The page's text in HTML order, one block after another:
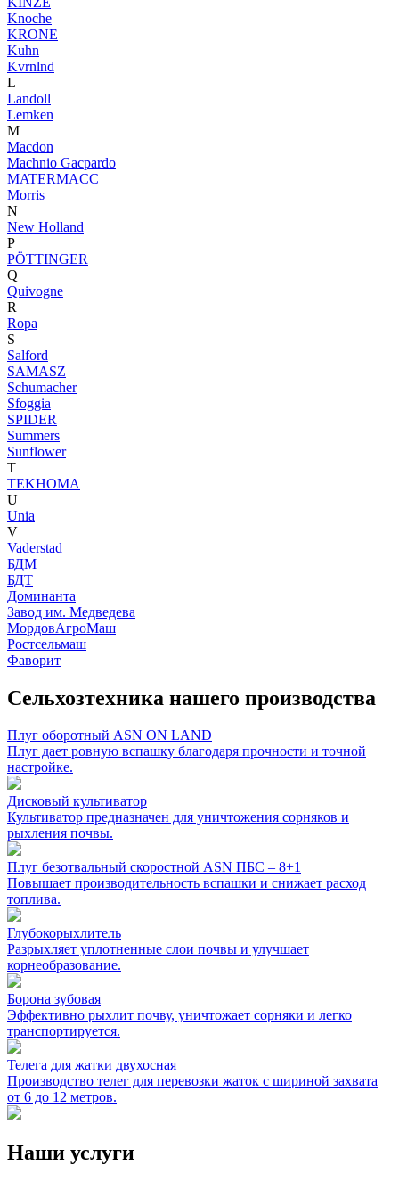
Knoche
KRONE
Kuhn
Kvrnlnd
L
Landoll
Lemken
M
Macdon
Machnio Gacpardo
MATERMACC
Morris
N
New Holland
P
PÖTTINGER
Q
Quivogne
R
Ropa
S
Salford
SAMASZ
Schumacher
Sfoggia
SPIDER
Summers
Sunflower
T
TEKHOMA
U
Unia
V
Vaderstad
БДМ
БДТ
Доминанта
Завод им. Медведева
МордовАгроМаш
Ростсельмаш
Фаворит
Сельхозтехника нашего производства
Плуг оборотный ASN ON LAND
Плуг дает ровную вспашку благодаря прочности и точной
настройке.
Дисковый культиватор
Культиватор предназначен для уничтожения сорняков и
рыхления почвы.
Плуг безотвальный скоростной ASN ПБС – 8+1
Повышает производительность вспашки и снижает расход
топлива.
Глубокорыхлитель
Разрыхляет уплотненные слои почвы и улучшает
корнеобразование.
Борона зубовая
Эффективно рыхлит почву, уничтожает сорняки и легко
транспортируется.
Телега для жатки двухосная
Производство телег для перевозки жаток с шириной захвата
от 6 до 12 метров.
Наши услуги